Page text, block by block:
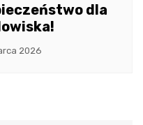
dla
2026